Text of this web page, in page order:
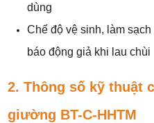
dùng
Chế độ vệ sinh, làm
báo động giả khi lau chùi
2. Thông số kỹ thuật
giường BT-C-HHTM